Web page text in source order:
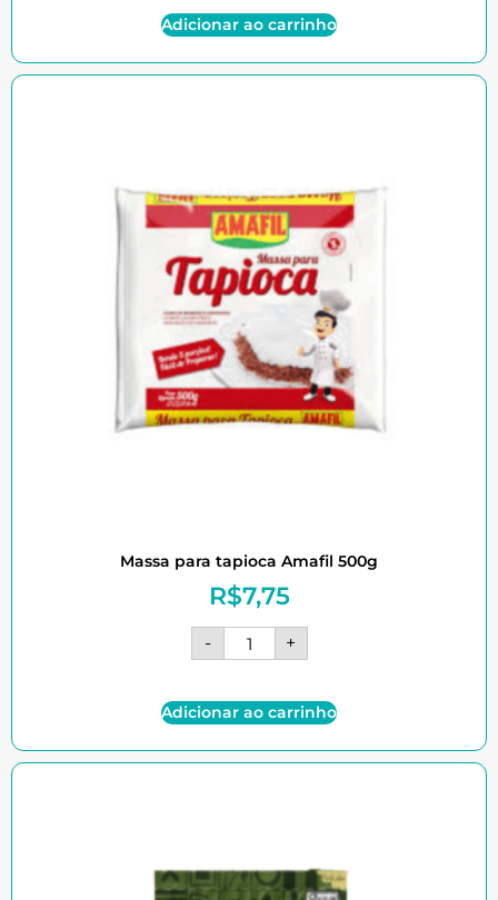
Adicionar ao carrinho
Massa para tapioca Amafil 500g
R$7,75
- +
Adicionar ao carrinho